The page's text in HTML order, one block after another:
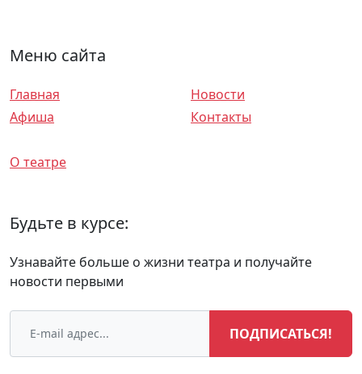
Меню сайта
Главная
Афиша
О театре
Новости
Контакты
Будьте в курсе:
Узнавайте больше о жизни театра и получайте
новости первыми
ПОДПИСАТЬСЯ!